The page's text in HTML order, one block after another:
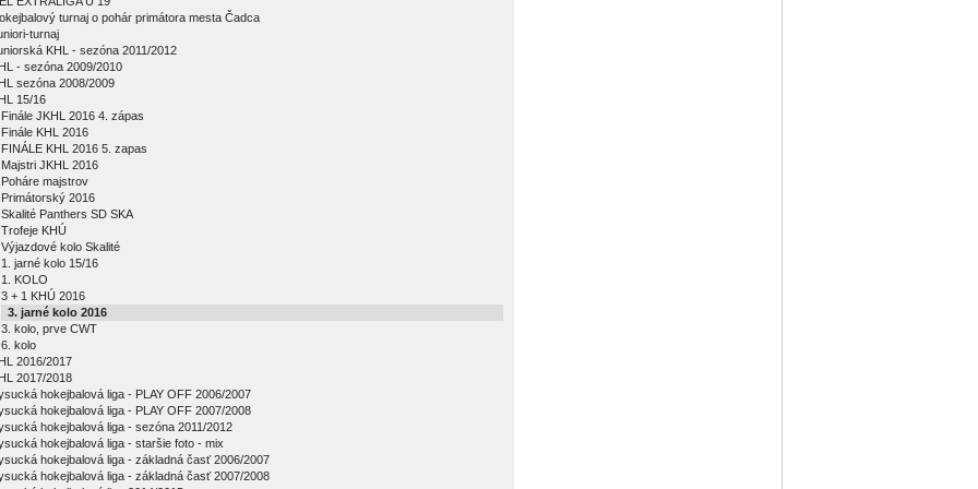
turnaj o pohár primátora mesta Čadca
turnaj
KHL - sezóna 2011/2012
- sezóna 2009/2010
sezóna 2008/2009
15/16
Finále JKHL 2016 4. zápas
Finále KHL 2016
FINÁLE KHL 2016 5. zapas
Majstri JKHL 2016
Poháre majstrov
Primátorský 2016
Skalité Panthers SD SKA
Trofeje KHÚ
Výjazdové kolo Skalité
1. jarné kolo 15/16
1. KOLO
3 + 1 KHÚ 2016
3. jarné kolo 2016
3. kolo, prve CWT
6. kolo
2016/2017
2017/2018
hokejbalová liga - PLAY OFF 2006/2007
hokejbalová liga - PLAY OFF 2007/2008
hokejbalová liga - sezóna 2011/2012
hokejbalová liga - staršie foto - mix
hokejbalová liga - základná časť 2006/2007
hokejbalová liga - základná časť 2007/2008